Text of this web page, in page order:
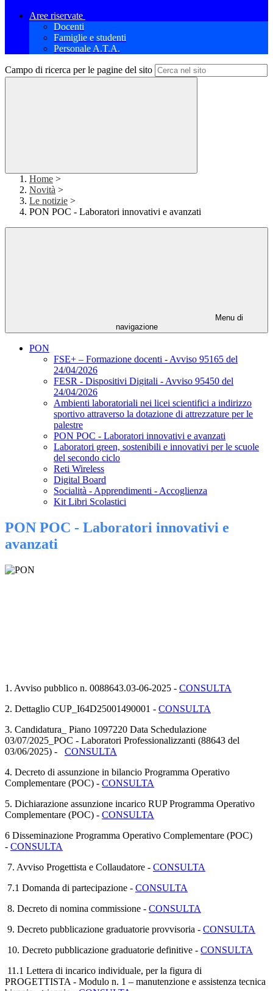
Aree riservate
Docenti
Famiglie e studenti
Personale A.T.A.
Campo di ricerca per le pagine del sito
Home >
Novità >
Le notizie >
PON POC - Laboratori innovativi e avanzati
Menu di
navigazione
PON
FSE+ – Formazione docenti - Avviso 95165 del
24/04/2026
FESR - Dispositivi Digitali - Avviso 95450 del
24/04/2026
Ambienti laboratoriali nei licei scientifici a indirizzo
sportivo attraverso la dotazione di attrezzature per le
palestre
PON POC - Laboratori innovativi e avanzati
Laboratori green, sostenibili e innovativi per le scuole
del secondo ciclo
Reti Wireless
Digital Board
Socialità - Apprendimenti - Accoglienza
Kit Libri Scolastici
PON POC - Laboratori innovativi e
avanzati
1. Avviso pubblico n. 0088643.03-06-2025 - CONSULTA
2. Dettaglio CUP_I64D25001490001 - CONSULTA
3. Candidatura_ Piano 1097220 Data Schedulazione
03/07/2025_POC - Laboratori Professionalizzanti (88643 del
03/06/2025) - CONSULTA
4. Decreto di assunzione in bilancio Programma Operativo
Complementare (POC) - CONSULTA
5. Dichiarazione assunzione incarico RUP Programma Operativo
Complementare (POC) - CONSULTA
6 Disseminazione Programma Operativo Complementare (POC)
- CONSULTA
7. Avviso Progettista e Collaudatore - CONSULTA
7.1 Domanda di partecipazione - CONSULTA
8. Decreto di nomina commissione - CONSULTA
9. Decreto pubblicazione graduatorie provvisoria - CONSULTA
10. Decreto pubblicazione graduatorie definitive - CONSULTA
11.1 Lettera di incarico individuale, per la figura di
PROGETTISTA - Modulo n. 1 – manutenzione e assistenza tecnica